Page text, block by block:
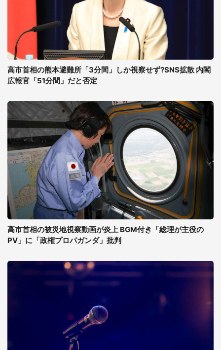
高市首相の熊本避難所「3分間」しか視察せず?SNS拡散 内閣
広報官「51分間」だと否定
高市首相の被災地視察動画が炎上 BGM付き「総理が主役の
PV」に「政権プロパガンダ」批判